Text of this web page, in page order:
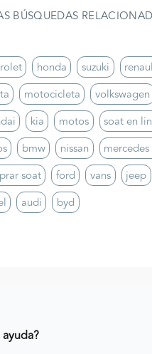
BÚSQUEDAS
honda suzuki
motocicleta volkswagen
kia motos
soat en
bmw nissan
soat
ford vans jeep
audi byd